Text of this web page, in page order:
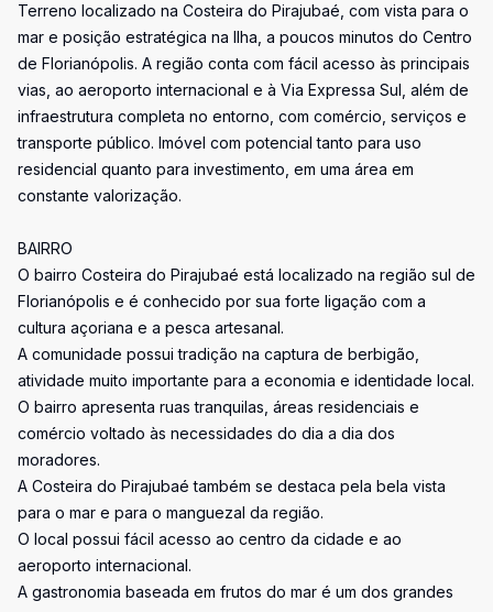
Terreno localizado na Costeira do Pirajubaé, com vista para o
mar e posição estratégica na Ilha, a poucos minutos do Centro
de Florianópolis. A região conta com fácil acesso às principais
vias, ao aeroporto internacional e à Via Expressa Sul, além de
infraestrutura completa no entorno, com comércio, serviços e
transporte público. Imóvel com potencial tanto para uso
residencial quanto para investimento, em uma área em
constante valorização.
BAIRRO
O bairro Costeira do Pirajubaé está localizado na região sul de
Florianópolis e é conhecido por sua forte ligação com a
cultura açoriana e a pesca artesanal.
A comunidade possui tradição na captura de berbigão,
atividade muito importante para a economia e identidade local.
O bairro apresenta ruas tranquilas, áreas residenciais e
comércio voltado às necessidades do dia a dia dos
moradores.
A Costeira do Pirajubaé também se destaca pela bela vista
para o mar e para o manguezal da região.
O local possui fácil acesso ao centro da cidade e ao
aeroporto internacional.
A gastronomia baseada em frutos do mar é um dos grandes